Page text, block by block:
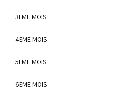
3EME MOIS
4EME MOIS
5EME MOIS
6EME MOIS